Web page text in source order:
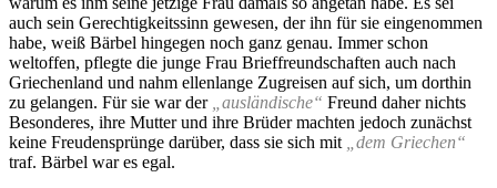
auch sein Gerechtigkeitssinn gewesen, der ihn für sie eingenommen
habe, weiß Bärbel hingegen noch ganz genau. Immer schon
weltoffen, pflegte die junge Frau Brieffreundschaften auch nach
Griechenland und nahm ellenlange Zugreisen auf sich, um dorthin
zu gelangen. Für sie war der
„ausländische“ Freund daher nichts
Besonderes, ihre Mutter und ihre Brüder machten jedoch zunächst
keine Freudensprünge darüber, dass sie sich mit
„dem Griechen“
traf. Bärbel war es egal.